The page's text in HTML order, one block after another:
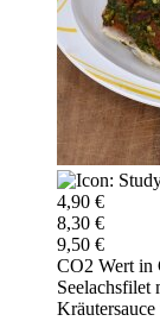
4,90 €
8,30 €
9,50 €
CO2 Wert in
Seelachsfilet